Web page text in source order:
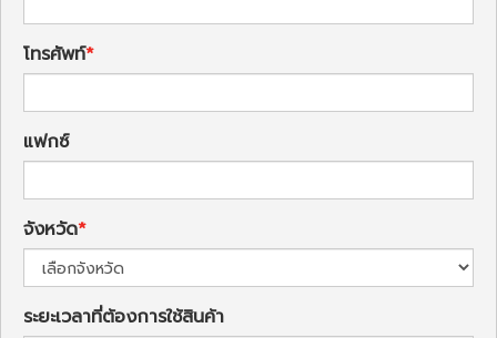
โทรศัพท์
แฟกซ์
จังหวัด
ระยะเวลาที่ต้องการใช้สินค้า